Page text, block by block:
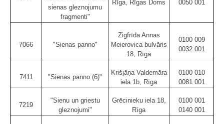
sienas gleznojumu
fragmenti"
Rīga, Rīgas Doms
0050 001
7066 "Sienas panno"
Zigfrīda Annas
Meierovica bulvāris
18, Rīga
0100 009
0032 001
7411 "Sienas panno (6)"
Krišjāņa Valdemāra
iela 1b, Rīga
0100 010
0081 001
7219
"Sienu un griestu
gleznojumi"
Grēcinieku iela 18,
Rīga
0100 001
0140 001